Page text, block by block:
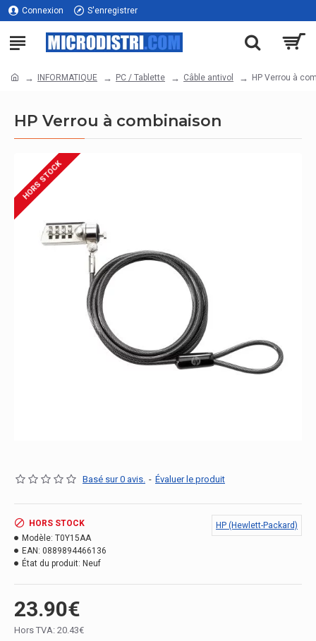
Connexion S'enregistrer
INFORMATIQUE PC / Tablette Câble antivol HP Verrou à
HP Verrou à combinaison
HORS STOCK
Basé sur 0 avis. - Évaluer le produit
23.90€
Hors TVA: 20.43€
HORS STOCK
Modèle: T0Y15AA
EAN: 0889894466136
État du produit: Neuf
HP (Hewlett-Packard)